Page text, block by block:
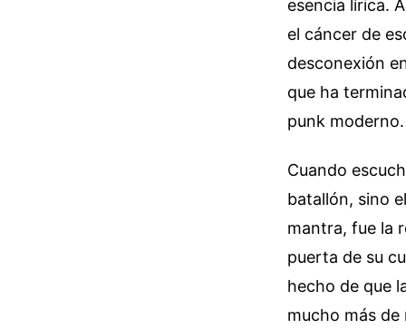
esencia lírica.
el cáncer de
desconexión
que ha
punk moderno.
Cuando
batallón, sino
mantra, fue la
puerta de su
hecho de que
mucho más de